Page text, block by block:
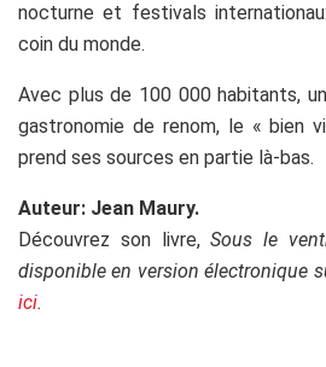
nocturne et festivals
coin du monde.
Avec plus de 100 000 habitants,
gastronomie de renom, le « bien
prend ses sources en partie là-bas.
Auteur: Jean Maury.
Découvrez son livre,Sous le
disponible en version électronique
ici.